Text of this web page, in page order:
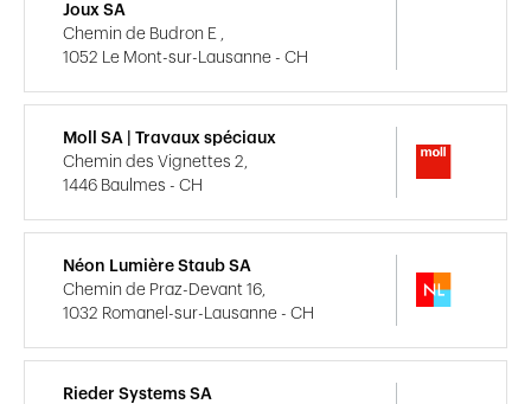
Joux SA
Chemin de Budron E ,
1052 Le Mont-sur-Lausanne - CH
Moll SA | Travaux spéciaux
Chemin des Vignettes 2,
1446 Baulmes - CH
Néon Lumière Staub SA
Chemin de Praz-Devant 16,
1032 Romanel-sur-Lausanne - CH
Rieder Systems SA